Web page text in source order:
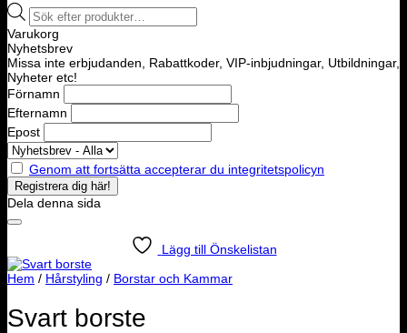
Products
search
Varukorg
Nyhetsbrev
Missa inte erbjudanden, Rabattkoder, VIP-inbjudningar, Utbildningar,
Nyheter etc!
Förnamn
Efternamn
Epost
Genom att fortsätta accepterar du integritetspolicyn
Dela denna sida
Lägg till Önskelistan
Hem / Hårstyling / Borstar och Kammar
Svart borste